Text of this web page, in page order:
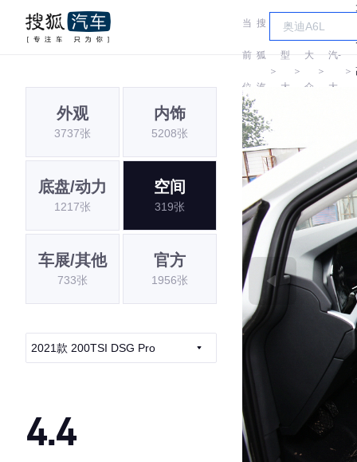
当
前
位
置:
搜
狐
汽
车
＞
车
型
大
＞
大
众
＞
汽-
大
＞
外观
3737张
内饰
5208张
底盘/动力
1217张
空间
319张
车展/其他
733张
官方
1956张
2021款 200TSI DSG Pro
4.4